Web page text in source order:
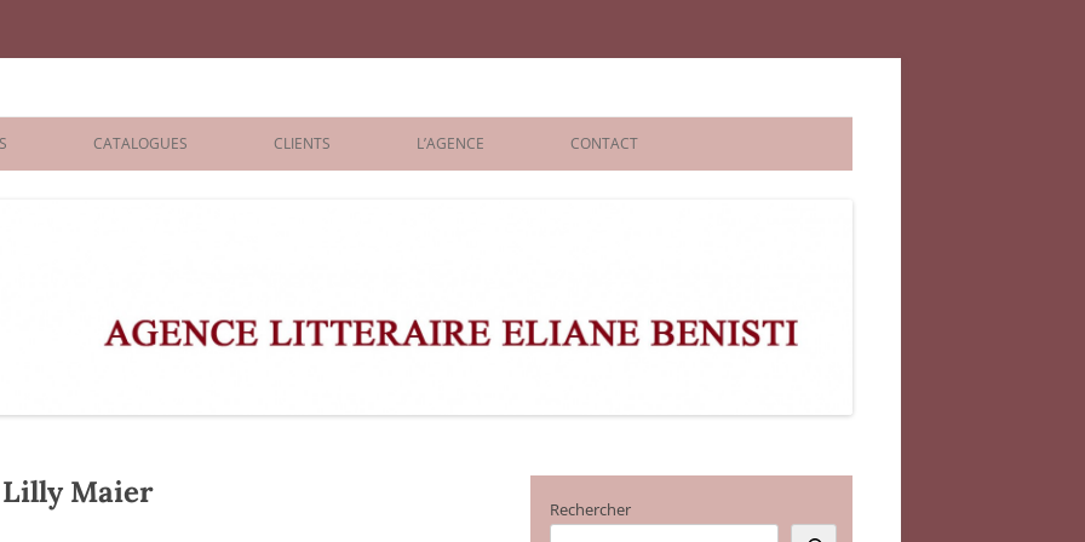
Benisti
CATALOGUES CLIENTS L’AGENCE CONTACT
Lilly Maier Rechercher